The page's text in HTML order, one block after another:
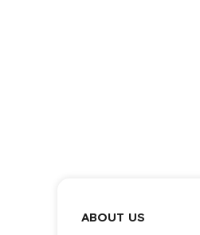
ABOUT US